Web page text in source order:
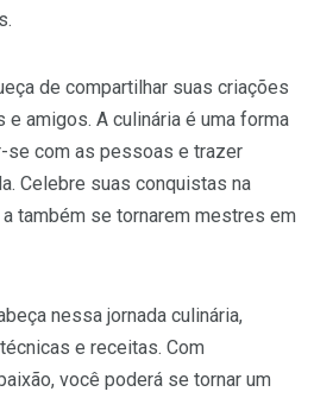
de compartilhar suas criações
amigos. A culinária é uma forma
se com as pessoas e trazer
Celebre suas conquistas na
também se tornarem mestres em
nessa jornada culinária,
e receitas. Com
você poderá se tornar um